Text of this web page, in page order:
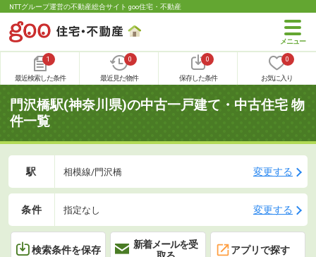
NTTグループ運営の不動産総合サイト goo住宅・不動産
1
最近検索した条件
0
最近見た物件
0
保存した条件
0
お気に入り
門沢橋駅(神奈川県)の中古一戸建て・中古住宅 物
件一覧
駅 相模線/門沢橋 変更する
条件 指定なし 変更する
検索条件を保存
新着メールを受
アプリで探す